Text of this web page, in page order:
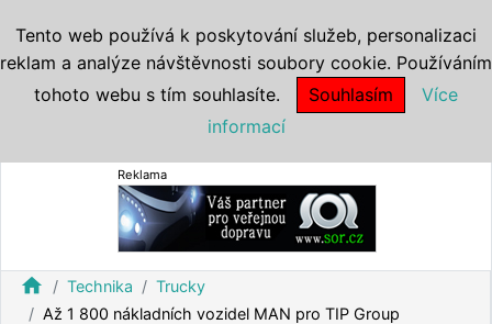
Reklama
home Technika
Trucky
Až 1 800 nákladních vozidel MAN pro TIP Group
Tento web používá k poskytování služeb, personalizaci
reklam a analýze návštěvnosti soubory cookie. Používáním
tohoto webu s tím souhlasíte.
Souhlasím
Více
informací